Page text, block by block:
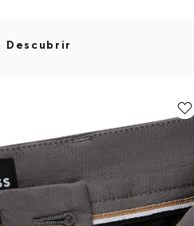
Descubrir